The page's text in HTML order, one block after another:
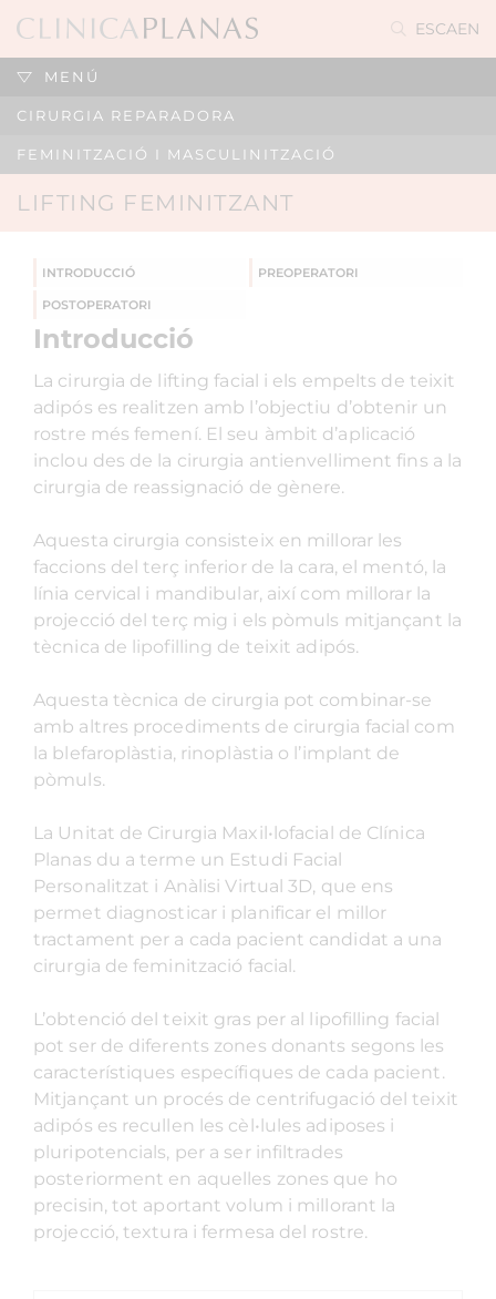
ESCAEN
MENÚ
CIRURGIA REPARADORA
FEMINITZACIÓ I MASCULINITZACIÓ
LIFTING FEMINITZANT
INTRODUCCIÓ PREOPERATORI
POSTOPERATORI
Introducció
La cirurgia de lifting facial i els empelts de teixit
adipós es realitzen amb l’objectiu d’obtenir un
rostre més femení. El seu àmbit d’aplicació
inclou des de la cirurgia antienvelliment fins a la
cirurgia de reassignació de gènere.
Aquesta cirurgia consisteix en millorar les
faccions del terç inferior de la cara, el mentó, la
línia cervical i mandibular, així com millorar la
projecció del terç mig i els pòmuls mitjançant la
tècnica de lipofilling de teixit adipós.
Aquesta tècnica de cirurgia pot combinar-se
amb altres procediments de cirurgia facial com
la blefaroplàstia, rinoplàstia o l’implant de
pòmuls.
La Unitat de Cirurgia Maxil•lofacial de Clínica
Planas du a terme un Estudi Facial
Personalitzat i Anàlisi Virtual 3D, que ens
permet diagnosticar i planificar el millor
tractament per a cada pacient candidat a una
cirurgia de feminització facial.
L’obtenció del teixit gras per al lipofilling facial
pot ser de diferents zones donants segons les
característiques específiques de cada pacient.
Mitjançant un procés de centrifugació del teixit
adipós es recullen les cèl•lules adiposes i
pluripotencials, per a ser infiltrades
posteriorment en aquelles zones que ho
precisin, tot aportant volum i millorant la
projecció, textura i fermesa del rostre.